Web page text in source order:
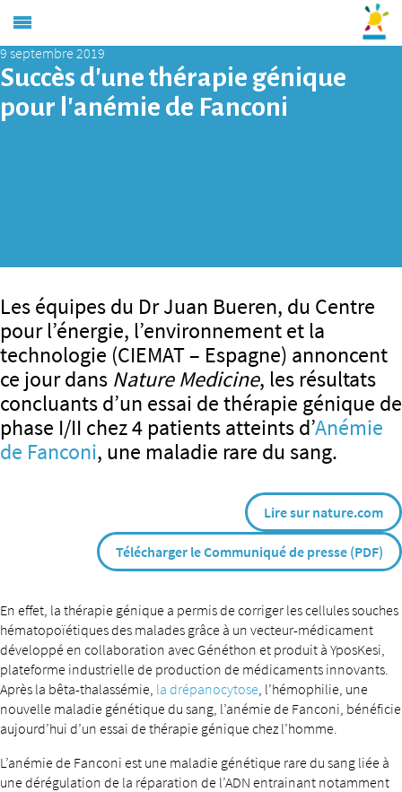
9 septembre 2019
Succès d’une thérapie génique
pour l’anémie de Fanconi
Les équipes du Dr Juan Bueren, du Centre
pour l’énergie, l’environnement et la
technologie (CIEMAT – Espagne) annoncent
ce jour dans Nature Medicine, les résultats
concluants d’un essai de thérapie génique de
phase I/II chez 4 patients atteints d’Anémie
de Fanconi, une maladie rare du sang.
Lire sur nature.com
Télécharger le Communiqué de presse (PDF)
En effet, la thérapie génique a permis de corriger les cellules souches
hématopoïétiques des malades grâce à un vecteur-médicament
développé en collaboration avec Généthon et produit à YposKesi,
plateforme industrielle de production de médicaments innovants.
Après la bêta-thalassémie, la drépanocytose, l’hémophilie, une
nouvelle maladie génétique du sang, l’anémie de Fanconi, bénéficie
aujourd’hui d’un essai de thérapie génique chez l’homme.
L’anémie de Fanconi est une maladie génétique rare du sang liée à
une dérégulation de la réparation de l’ADN entrainant notamment